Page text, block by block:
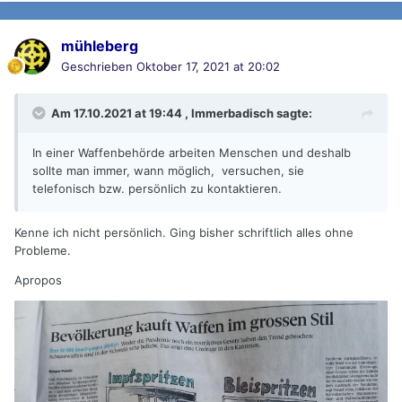
mühleberg
Geschrieben Oktober 17, 2021 at 20:02
Am 17.10.2021 at 19:44 , Immerbadischsagte:
In einer Waffenbehörde arbeiten Menschen und deshalb
sollte man immer, wann möglich, versuchen, sie
telefonisch bzw. persönlich zu kontaktieren.
Kenne ich nicht persönlich. Ging bisher schriftlich alles ohne
Probleme.
Apropos